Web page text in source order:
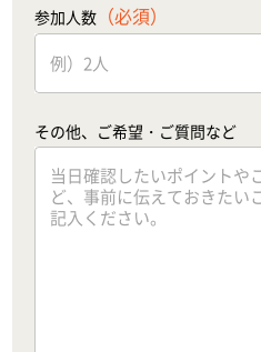
参加人数 （必須）
その他、ご希望・ご質問など